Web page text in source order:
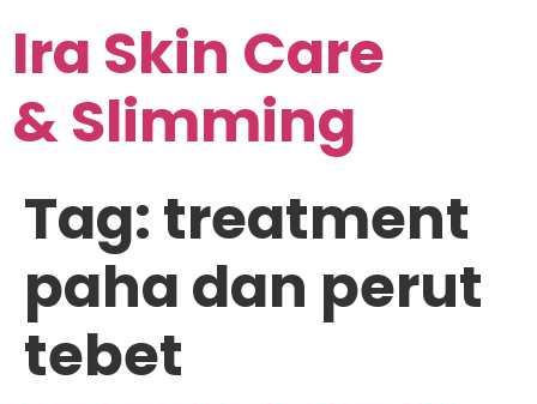
Ira Skin Care
& Slimming
Tag:treatment
paha dan perut
tebet